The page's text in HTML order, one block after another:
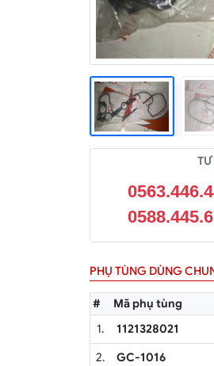
PHỤ TÙNG DÙNG
# Mã phụ tùng
1.
1121328021
2.
GC-1016